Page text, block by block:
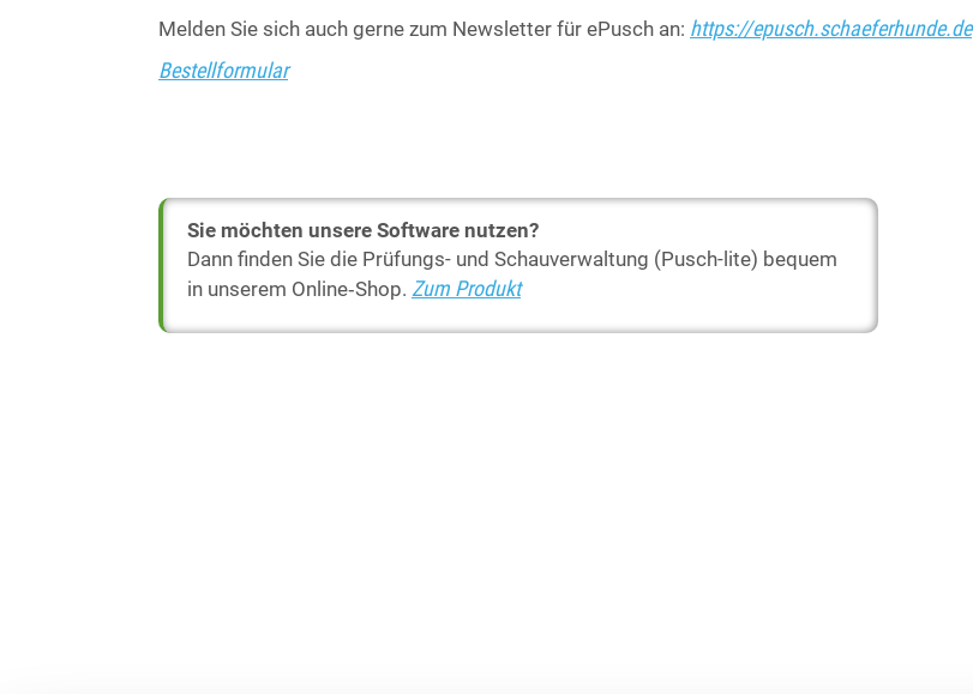
Melden Sie sich auch gerne zum Newsletter für ePusch an: https://epusch.schaeferhunde.de
Bestellformular
Sie möchten unsere Software nutzen?
Dann finden Sie die Prüfungs- und Schauverwaltung (Pusch-lite) bequem
in unserem Online‑Shop. Zum Produkt